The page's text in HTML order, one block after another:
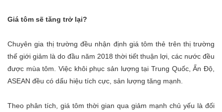
Giá tôm sẽ tăng trở lại?
Chuyên gia thị trường đều nhận định giá tôm thẻ trên thị trường
thế giới giảm là do đầu năm 2018 thời tiết thuận lợi, các nước đều
được mùa tôm. Việc khôi phục sản lượng tại Trung Quốc, Ấn Độ,
ASEAN đều có dấu hiệu tích cực, sản lượng tăng mạnh.
Theo phân tích, giá tôm thời gian qua giảm mạnh chủ yếu là đối